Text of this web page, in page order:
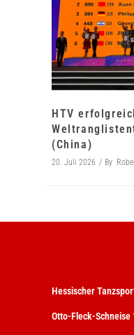
HTV
(China)
20. Juli 2026 By
Hessischer
Otto-Fleck-Schneise